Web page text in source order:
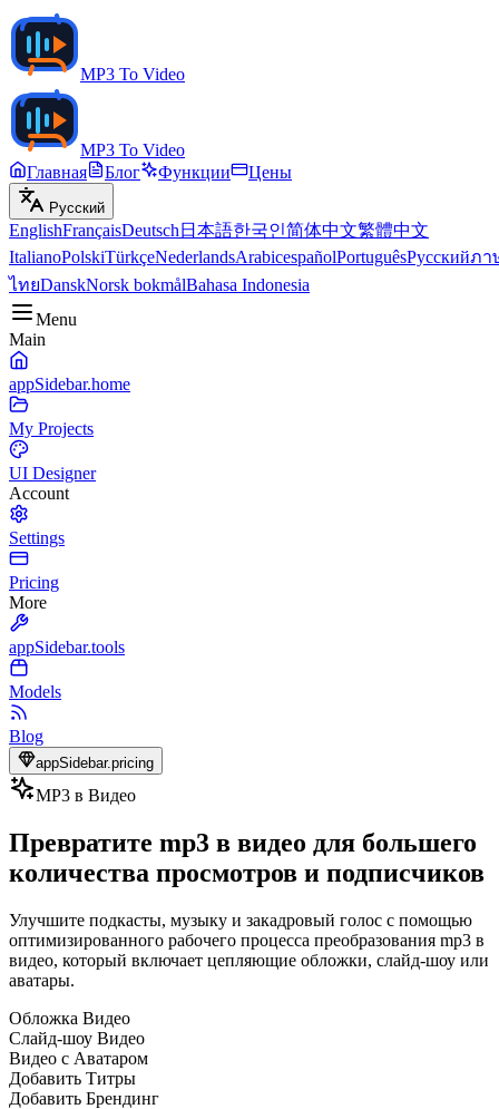
MP3 To Video
MP3 To Video
Главная
Блог Функции Цены
Русский
EnglishFrançaisDeutsch 日本語한국인简体中文繁體中文
ItalianoPolskiTürkçeNederlandsArabicespañolPortuguêsРусскийภา
ไทยDanskNorsk bokmålBahasa Indonesia
Menu
Main
appSidebar.home
My Projects
UI Designer
Account
Settings
Pricing
More
appSidebar.tools
Models
Blog
appSidebar.pricing
MP3 в Видео
Превратите mp3 в видео для большего
количества просмотров и подписчиков
Улучшите подкасты, музыку и закадровый голос с помощью
оптимизированного рабочего процесса преобразования mp3 в
видео, который включает цепляющие обложки, слайд-шоу или
аватары.
Обложка Видео
Слайд-шоу Видео
Видео с Аватаром
Добавить Титры
Добавить Брендинг